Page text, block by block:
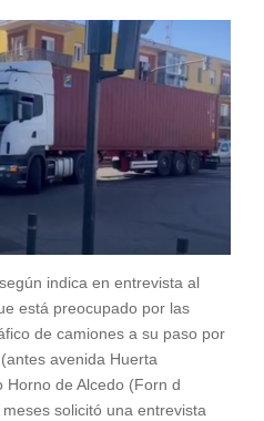
n
indica en entrevista al
está preocupado por las
de camiones a su paso por
avenida Huerta
Horno de Alcedo (Forn d
solicitó una entrevista